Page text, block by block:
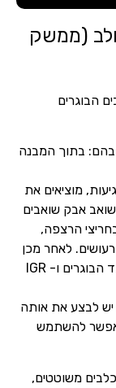
(ממשק
הבוגרים
בהם: בתוך המבנה
מוציאים את
אבק שואבים
הרצפה,
70% מבעיית הפרעושים. לאחר מכן
יש להשתמש בחומרי הדברות: פירתרואידים נגד הבוגרים ו- IGR
יש לבצע את אותה
אפשר להשתמש
משוטטים,